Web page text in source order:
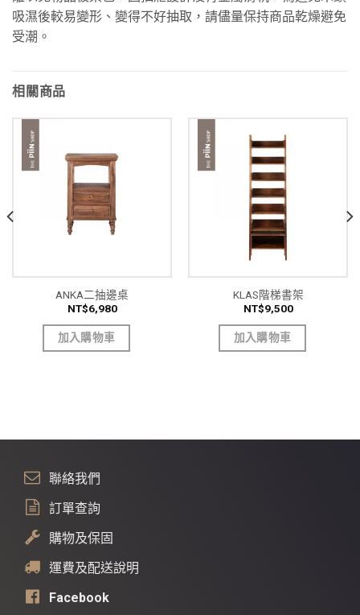
吸濕後較易變形、變得不好抽取，請儘量保持商品乾燥避免
受潮。
相關商品
ANKA二抽邊桌
NT$6,980
加入購物車
KLAS階梯書架
NT$9,500
加入購物車
聯絡我們
訂單查詢
購物及保固
運費及配送說明
Facebook